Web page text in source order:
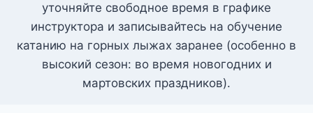
уточняйте свободное время в графике
инструктора и записывайтесь на обучение
катанию на горных лыжах заранее (особенно в
высокий сезон: во время новогодних и
мартовских праздников).